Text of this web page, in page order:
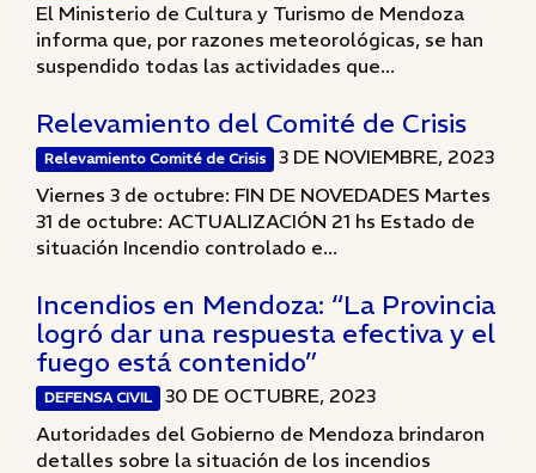
El Ministerio de Cultura y Turismo de Mendoza
informa que, por razones meteorológicas, se han
suspendido todas las actividades que...
Relevamiento del Comité de Crisis
Relevamiento Comité de Crisis
3 DE NOVIEMBRE, 2023
Viernes 3 de octubre: FIN DE NOVEDADES Martes
31 de octubre: ACTUALIZACIÓN 21 hs Estado de
situación Incendio controlado e...
Incendios en Mendoza: “La Provincia
logró dar una respuesta efectiva y el
fuego está contenido”
DEFENSA CIVIL
30 DE OCTUBRE, 2023
Autoridades del Gobierno de Mendoza brindaron
detalles sobre la situación de los incendios